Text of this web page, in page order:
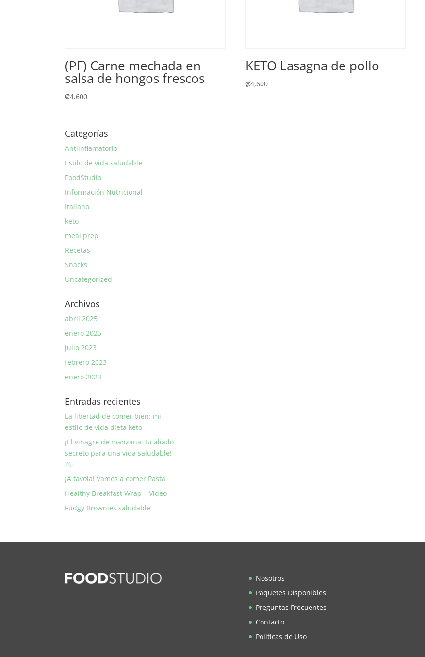
(PF) Carne mechada en
salsa de hongos frescos
₡4,600
KETO Lasagna de pollo
₡4,600
Categorías
Antiinflamatorio
Estilo de vida saludable
FoodStudio
Información Nutricional
Italiano
keto
meal prep
Recetas
Snacks
Uncategorized
Archivos
abril 2025
enero 2025
julio 2023
febrero 2023
enero 2023
Entradas recientes
La libertad de comer bien: mi
estilo de vida dieta keto
¡El vinagre de manzana: tu aliado
secreto para una vida saludable!
?✨
¡A tavola! Vamos a comer Pasta
Healthy Breakfast Wrap – Video
Fudgy Brownies saludable
Nosotros
Paquetes Disponibles
Preguntas Frecuentes
Contacto
Politicas de Uso